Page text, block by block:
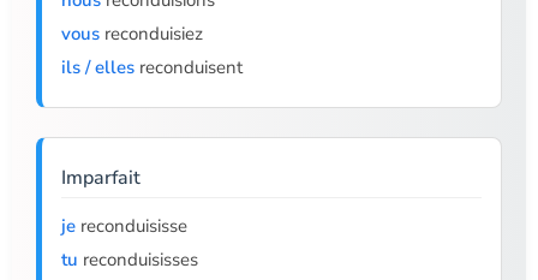
vous reconduisiez
ils / elles reconduisent
Imparfait
je reconduisisse
tu reconduisisses